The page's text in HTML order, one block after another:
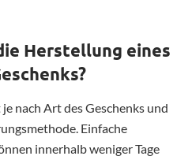
Herstellung eines
nach Art des Geschenks und
Einfache
innerhalb weniger Tage